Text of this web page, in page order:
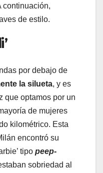
continuación,
de estilo.
por debajo de
la silueta, y es
que optamos por un
de mujeres
kilométrico. Esta
encontró su
tipo peep-
sobriedad al